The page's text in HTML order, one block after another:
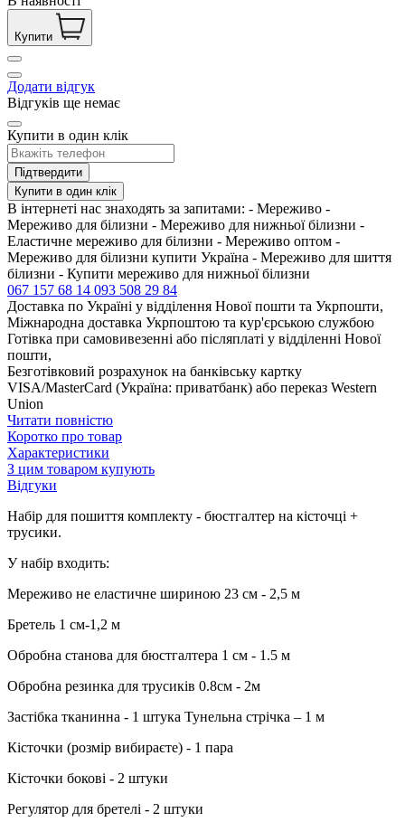
Купити
Додати відгук
Відгуків ще немає
Купити в один клік
Підтвердити
Купити в один клік
В інтернеті нас знаходять за запитами: - Мереживо -
Мереживо для білизни - Мереживо для нижньої білизни -
Еластичне мереживо для білизни - Мереживо оптом -
Мереживо для білизни купити Україна - Мереживо для шиття
білизни - Купити мереживо для нижньої білизни
067 157 68 14 093 508 29 84
Доставка по Україні у відділення Нової пошти та Укрпошти,
Міжнародна доставка Укрпоштою та кур'єрською службою
Готівка при самовивезенні або післяплаті у відділенні Нової
пошти,
Безготівковий розрахунок на банківську картку
VISA/MasterCard (Україна: приватбанк) або переказ Western
Union
Читати повністю
Коротко про товар
Характеристики
З цим товаром купують
Відгуки
Набір для пошиття комплекту - бюстгалтер на кісточці +
трусики.
У набір входить:
Мереживо не еластичне шириною 23 см - 2,5 м
Бретель 1 см-1,2 м
Обробна станова для бюстгалтера 1 см - 1.5 м
Обробна резинка для трусиків 0.8см - 2м
Застібка тканинна - 1 штука Тунельна стрічка – 1 м
Кісточки (розмір вибираєте) - 1 пара
Кісточки бокові - 2 штуки
Регулятор для бретелі - 2 штуки